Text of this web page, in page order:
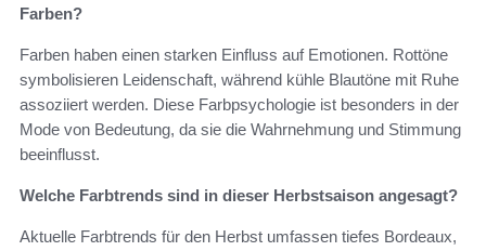
Farben?
Farben haben einen starken Einfluss auf Emotionen. Rottöne
symbolisieren Leidenschaft, während kühle Blautöne mit Ruhe
assoziiert werden. Diese Farbpsychologie ist besonders in der
Mode von Bedeutung, da sie die Wahrnehmung und Stimmung
beeinflusst.
Welche Farbtrends sind in dieser Herbstsaison angesagt?
Aktuelle Farbtrends für den Herbst umfassen tiefes Bordeaux,